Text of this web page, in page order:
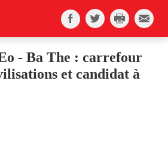
- Ba The : carrefour
et candidat à